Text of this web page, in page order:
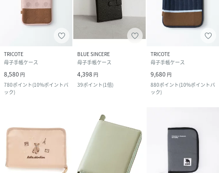
TRICOTE
母子手帳ケース
8,580 円
780ポイント(10%ポイントバ
ック)
BLUE SINCERE
母子手帳ケース
4,398 円
39ポイント(1倍)
TRICOTE
母子手帳ケース
9,680 円
880ポイント(10%ポイントバ
ック)